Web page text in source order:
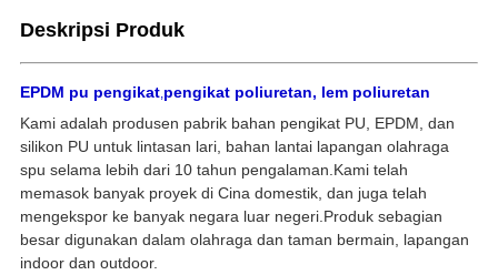
Deskripsi Produk
EPDM pu pengikat,pengikat poliuretan, lem poliuretan
Kami adalah produsen pabrik bahan pengikat PU, EPDM, dan
silikon PU untuk lintasan lari, bahan lantai lapangan olahraga
spu selama lebih dari 10 tahun pengalaman.Kami telah
memasok banyak proyek di Cina domestik, dan juga telah
mengekspor ke banyak negara luar negeri.Produk sebagian
besar digunakan dalam olahraga dan taman bermain, lapangan
indoor dan outdoor.